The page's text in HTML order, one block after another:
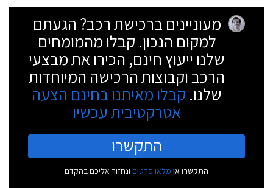
מעוניינים ברכישת רכב? הגעתם
למקום הנכון. קבלו מהמומחים
שלנו ייעוץ חינם, הכירו את מבצעי
הרכב וקבוצות הרכישה המיוחדות
שלנו. קבלו מאיתנו בחינם הצעה
אטרקטיבית עכשיו
התקשרו
התקשרו או מלאו פרטים ונחזור אליכם בהקדם